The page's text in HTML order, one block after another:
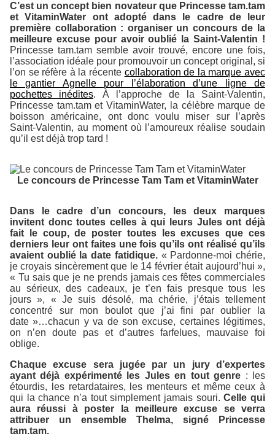
C’est un concept bien novateur que Princesse tam.tam
et VitaminWater ont adopté dans le cadre de leur
première collaboration : organiser un concours de la
meilleure excuse pour avoir oublié la Saint-Valentin !
Princesse tam.tam semble avoir trouvé, encore une fois,
l’association idéale pour promouvoir un concept original, si
l’on se réfère à la récente collaboration de la marque avec
le gantier Agnelle pour l’élaboration d’une ligne de
pochettes inédites. À l’approche de la Saint-Valentin,
Princesse tam.tam et VitaminWater, la célèbre marque de
boisson américaine, ont donc voulu miser sur l’après
Saint-Valentin, au moment où l’amoureux réalise soudain
qu’il est déjà trop tard !
Le concours de Princesse Tam Tam et VitaminWater
Dans le cadre d’un concours, les deux marques
invitent donc toutes celles à qui leurs Jules ont déjà
fait le coup, de poster toutes les excuses que ces
derniers leur ont faites une fois qu’ils ont réalisé qu’ils
avaient oublié la date fatidique.« Pardonne-moi chérie,
je croyais sincèrement que le 14 février était aujourd’hui »,
« Tu sais que je ne prends jamais ces fêtes commerciales
au sérieux, des cadeaux, je t’en fais presque tous les
jours », « Je suis désolé, ma chérie, j’étais tellement
concentré sur mon boulot que j’ai fini par oublier la
date »…chacun y va de son excuse, certaines légitimes,
on n’en doute pas et d’autres farfelues, mauvaise foi
oblige.
Chaque excuse sera jugée par un jury d’expertes
ayant déjà expérimenté les Jules en tout genre : les
étourdis, les retardataires, les menteurs et même ceux à
qui la chance n’a tout simplement jamais souri.Celle qui
aura réussi à poster la meilleure excuse se verra
attribuer un ensemble Thelma, signé Princesse
tam.tam.